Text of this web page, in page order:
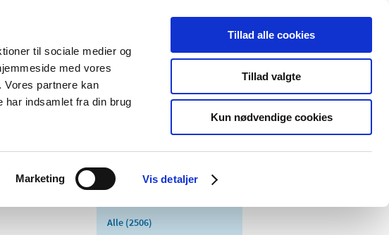
til sociale medier og
med vores
Vores partnere kan
har indsamlet fra din brug
Marketing Vis detaljer
Tillad alle cookies
Tillad valgte
Kun nødvendige cookies
Kontakt Udgivelser
af
Medicinsk
Særlige
produktområder
Alle (2506)